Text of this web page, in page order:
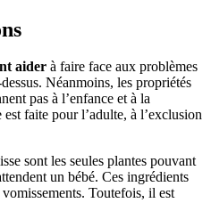
aider à faire face aux problèmes
Néanmoins, les propriétés
pas à l’enfance et à la
est faite pour l’adulte, à l’exclusion
sont les seules plantes pouvant
un bébé. Ces ingrédients
Toutefois, il est